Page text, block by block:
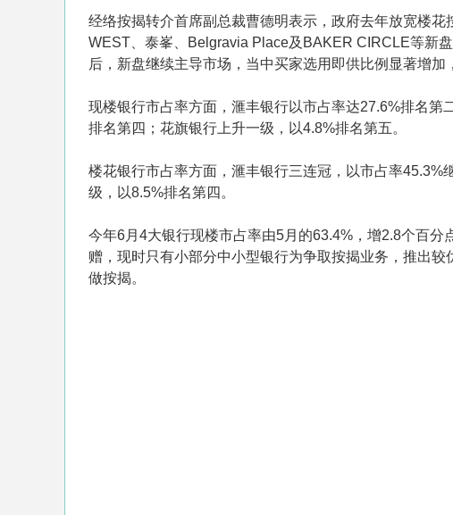
经络按揭转介首席副总裁曹德明表示，政府去年放宽楼
WEST、泰峯、Belgravia Place及BAKER CIRCLE等新
后，新盘继续主导市场，当中买家选用即供比例显著增加
现楼银行市占率方面，滙丰银行以市占率达27.6%排名
排名第四；花旗银行上升一级，以4.8%排名第五。
楼花银行市占率方面，滙丰银行三连冠，以市占率
级，以8.5%排名第四。
今年6月4大银行现楼市占率由5月的63.4%，增2.8个百
赠，现时只有小部分中小型银行为争取按揭业务，推出
做按揭。